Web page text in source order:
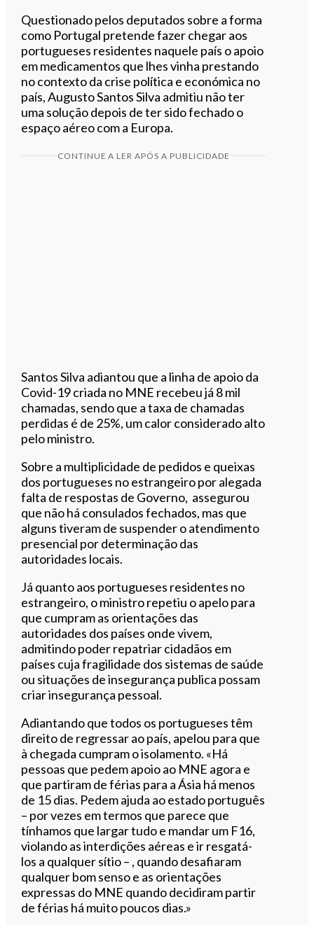
Questionado pelos deputados sobre a forma
como Portugal pretende fazer chegar aos
portugueses residentes naquele país o apoio
em medicamentos que lhes vinha prestando
no contexto da crise política e económica no
país, Augusto Santos Silva admitiu não ter
uma solução depois de ter sido fechado o
espaço aéreo com a Europa.
CONTINUE A LER APÓS A PUBLICIDADE
Santos Silva adiantou que a linha de apoio da
Covid-19 criada no MNE recebeu já 8 mil
chamadas, sendo que a taxa de chamadas
perdidas é de 25%, um calor considerado alto
pelo ministro.
Sobre a multiplicidade de pedidos e queixas
dos portugueses no estrangeiro por alegada
falta de respostas de Governo, assegurou
que não há consulados fechados, mas que
alguns tiveram de suspender o atendimento
presencial por determinação das
autoridades locais.
Já quanto aos portugueses residentes no
estrangeiro, o ministro repetiu o apelo para
que cumpram as orientações das
autoridades dos países onde vivem,
admitindo poder repatriar cidadãos em
países cuja fragilidade dos sistemas de saúde
ou situações de insegurança publica possam
criar insegurança pessoal.
Adiantando que todos os portugueses têm
direito de regressar ao país, apelou para que
à chegada cumpram o isolamento. «Há
pessoas que pedem apoio ao MNE agora e
que partiram de férias para a Ásia há menos
de 15 dias. Pedem ajuda ao estado português
– por vezes em termos que parece que
tínhamos que largar tudo e mandar um F16,
violando as interdições aéreas e ir resgatá-
los a qualquer sítio – , quando desafiaram
qualquer bom senso e as orientações
expressas do MNE quando decidiram partir
de férias há muito poucos dias.»